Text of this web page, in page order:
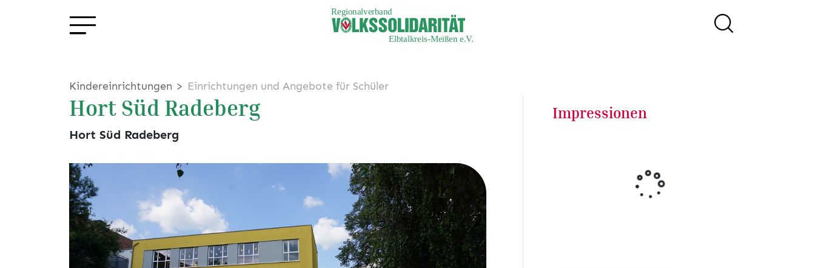
Kindereinrichtungen Einrichtungen und Angebote für Schüler
Hort Süd Radeberg
Hort Süd Radeberg
Impressionen